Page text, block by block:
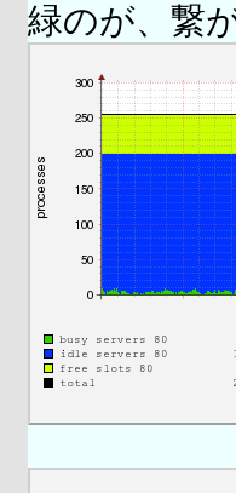
緑のが、繋